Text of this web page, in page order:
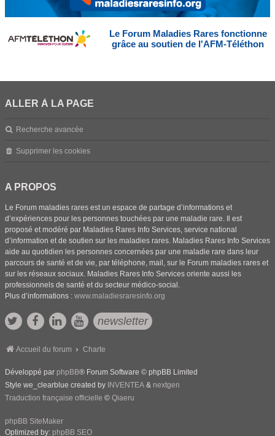
Le Forum Maladies Rares fonctionne
grâce au soutien de l'AFM-Téléthon
ALLER À LA PAGE
Recherche avancée
Supprimer les cookies
A PROPOS
Le Forum maladies rares est un espace de partage d’informations et
d’expériences pour les personnes touchées par une maladie rare. Il est
proposé et modéré par Maladies Rares Info Services, service national
d’information et de soutien sur les maladies rares. Maladies Rares Info Services
aide au quotidien les personnes concernées par une maladie rare dans leur
parcours de santé et de vie, par téléphone, mail, sur le Forum maladies rares et
sur les réseaux sociaux. Maladies Rares Info Services oriente aussi les
professionnels de santé et du secteur médico-social.
Plus d’informations : www.maladiesraresinfo.org
newsletter
Accueil du forum Charte
Développé par phpBB® Forum Software © phpBB Limited
Style we_clearblue created by INVENTEA & nextgen
Traduction française officielle © Qiaeru
phpBB SiteMaker
Optimized by: phpBB SEO